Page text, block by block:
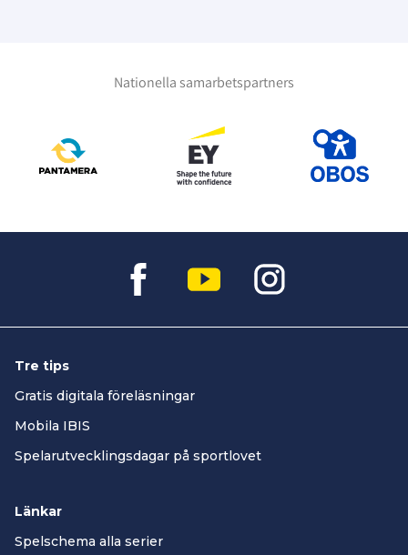
Nationella samarbetspartners
Tre tips
Gratis digitala föreläsningar
Mobila IBIS
Spelarutvecklingsdagar på sportlovet
Länkar
Spelschema alla serier